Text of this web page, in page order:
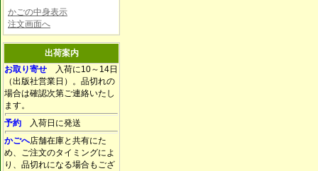
かごの中身表示
注文画面へ
出荷案内
お取り寄せ 入荷に10～14日
（出版社営業日）。品切れの
場合は確認次第ご連絡いたし
ます。
予約 入荷日に発送
かごへ店舗在庫と共有にた
め、ご注文のタイミングによ
り、品切れになる場合もござ